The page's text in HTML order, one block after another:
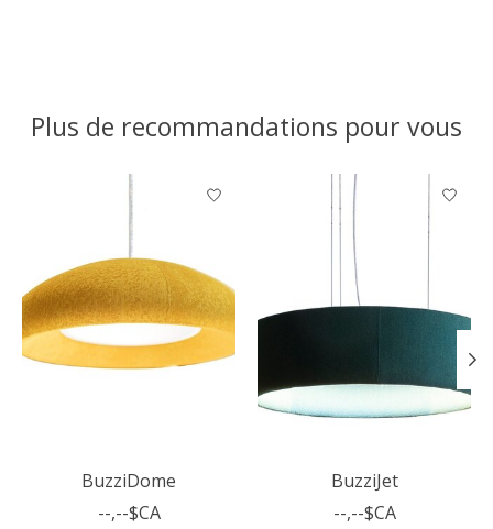
Plus de recommandations pour vous
Articles du carrousel de produits
BuzziDome
--,--$CA
BuzziJet
--,--$CA